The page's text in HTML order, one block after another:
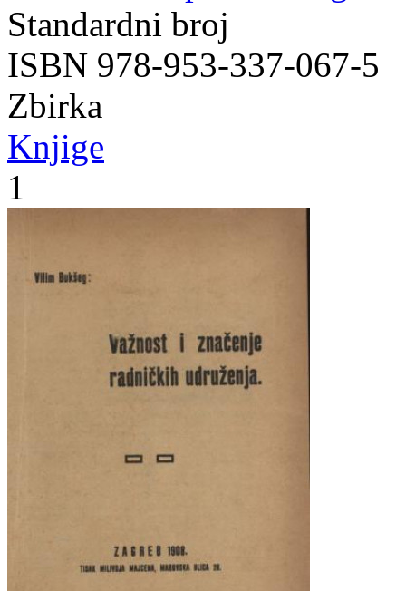
Standardni broj
ISBN 978-953-337-067-5
Zbirka
Knjige
1